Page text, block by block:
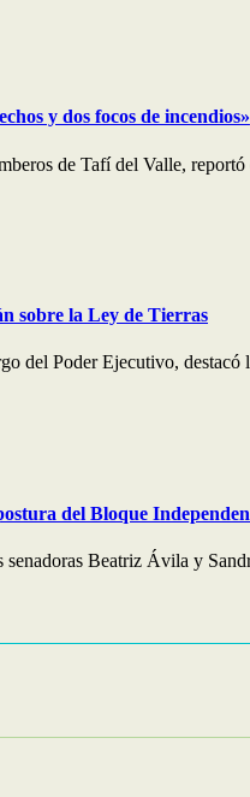
y dos focos de incendios»
de Tafí del Valle,
sobre la Ley de Tierras
del Poder Ejecutivo, destacó
del Bloque
Beatriz Ávila y